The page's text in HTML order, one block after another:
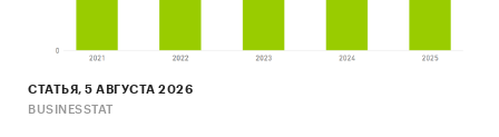
периодс января 2017 года по декабрь 2024
СТАТЬЯ, 5 АВГУСТА 2026
BUSINESSTAT